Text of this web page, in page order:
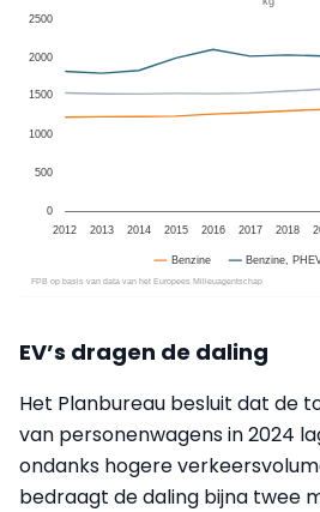
EV’s dragen de daling
Het Planbureau besluit dat de
van personenwagens in 2024
ondanks hogere
bedraagt de daling bijna twee